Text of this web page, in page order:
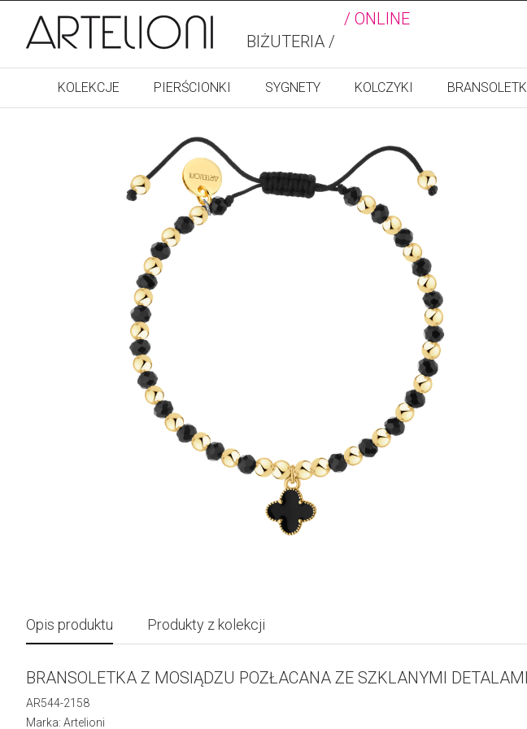
/ ONLINE
BIŻUTERIA /
KOLEKCJE PIERŚCIONKI SYGNETY KOLCZYKI
Opis produktu Produkty z kolekcji
BRANSOLETKA Z MOSIĄDZU POZŁACANA ZE SZKLANYMI
AR544-2158
Marka: Artelioni